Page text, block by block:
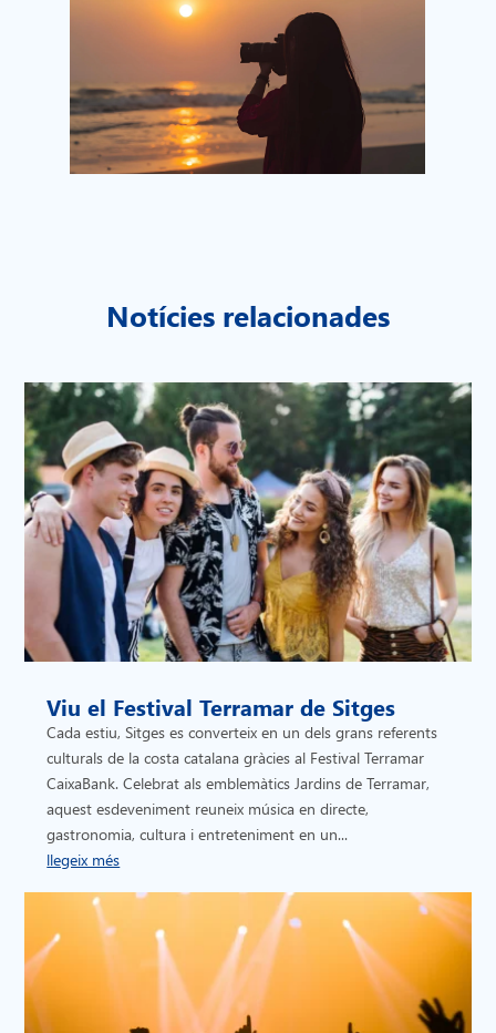
Notícies relacionades
Viu el Festival Terramar de Sitges
Cada estiu, Sitges es converteix en un dels grans referents
culturals de la costa catalana gràcies al Festival Terramar
CaixaBank. Celebrat als emblemàtics Jardins de Terramar,
aquest esdeveniment reuneix música en directe,
gastronomia, cultura i entreteniment en un...
llegeix més